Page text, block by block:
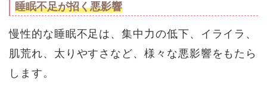
睡眠不足が招く悪影響
慢性的な睡眠不足は、集中力の低下、イライラ、
肌荒れ、太りやすさなど、様々な悪影響をもたら
します。